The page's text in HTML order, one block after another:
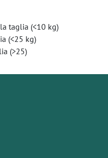
taglia (<10 kg)
(<25 kg)
(>25)